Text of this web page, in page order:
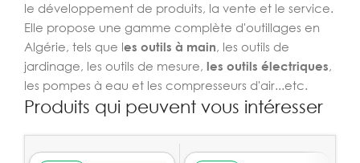
le développement de produits, la vente et le service.
Elle propose une gamme complète d'outillages en
Algérie, tels que les outils à main, les outils de
jardinage, les outils de mesure, les outils électriques,
les pompes à eau et les compresseurs d'air...etc.
Produits qui peuvent vous intéresser